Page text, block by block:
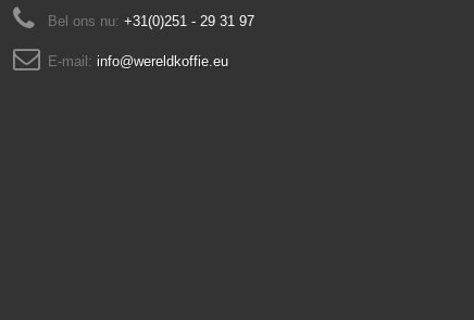
Bel ons nu: +31(0)251 - 29 31 97
E-mail: info@wereldkoffie.eu